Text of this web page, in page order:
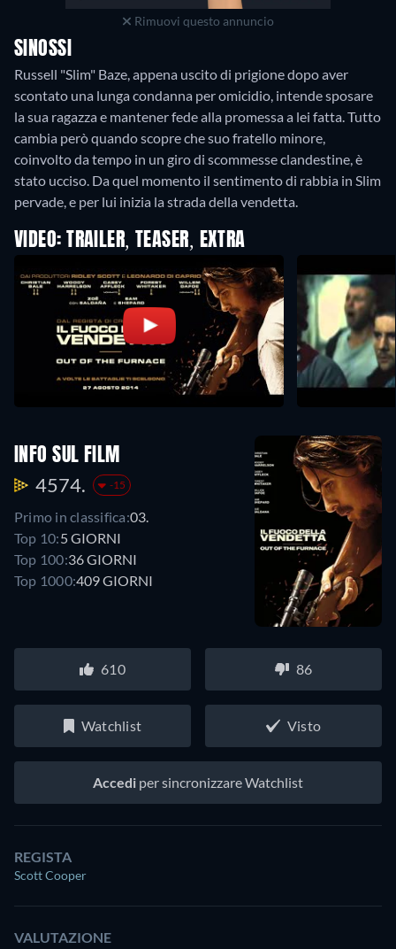
Rimuovi questo annuncio
SINOSSI
Russell "Slim" Baze, appena uscito di prigione dopo aver
scontato una lunga condanna per omicidio, intende sposare
la sua ragazza e mantener fede alla promessa a lei fatta. Tutto
cambia però quando scopre che suo fratello minore,
coinvolto da tempo in un giro di scommesse clandestine, è
stato ucciso. Da quel momento il sentimento di rabbia in Slim
pervade, e per lui inizia la strada della vendetta.
VIDEO: TRAILER, TEASER, EXTRA
INFO SUL FILM
4574. -15
Primo in classifica:03.
Top 10:5 GIORNI
Top 100:36 GIORNI
Top 1000:409 GIORNI
610 86
Watchlist Visto
Accedi per sincronizzare Watchlist
REGISTA
Scott Cooper
VALUTAZIONE